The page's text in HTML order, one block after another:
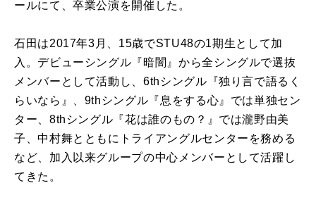
ールにて、卒業公演を開催した。
石田は2017年3月、15歳でSTU48の1期生として加
入。デビューシングル『暗闇』から全シングルで選抜
メンバーとして活動し、6thシングル『独り言で語るく
らいなら』、9thシングル『息をする心』では単独セン
ター、8thシングル『花は誰のもの？』では瀧野由美
子、中村舞とともにトライアングルセンターを務める
など、加入以来グループの中心メンバーとして活躍し
てきた。